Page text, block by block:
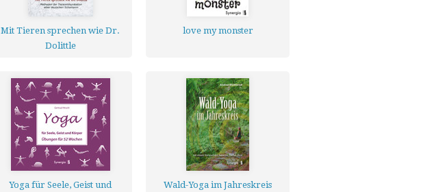
Mit Tieren sprechen wie Dr.
Dolittle
love my monster
Yoga für Seele, Geist und Wald-Yoga im Jahreskreis